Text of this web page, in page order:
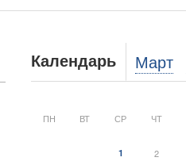
Календарь Март
ПН ВТ СР ЧТ
1 2